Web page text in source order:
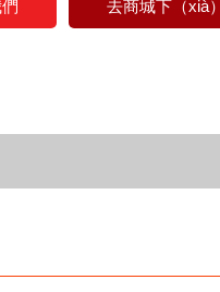
去商城下（xià